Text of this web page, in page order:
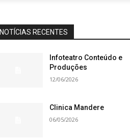
NOTÍCIAS RECENTES
Infoteatro Conteúdo e
Produções
12/06/2026
Clinica Mandere
06/05/2026